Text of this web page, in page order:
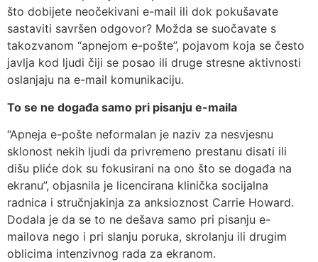
što dobijete neočekivani e-mail ili dok pokušavate
sastaviti savršen odgovor? Možda se suočavate s
takozvanom “apnejom e-pošte”, pojavom koja se često
javlja kod ljudi čiji se posao ili druge stresne aktivnosti
oslanjaju na e-mail komunikaciju.
To se ne događa samo pri pisanju e-maila
“Apneja e-pošte neformalan je naziv za nesvjesnu
sklonost nekih ljudi da privremeno prestanu disati ili
dišu pliće dok su fokusirani na ono što se događa na
ekranu”, objasnila je licencirana klinička socijalna
radnica i stručnjakinja za anksioznost Carrie Howard.
Dodala je da se to ne dešava samo pri pisanju e-
mailova nego i pri slanju poruka, skrolanju ili drugim
oblicima intenzivnog rada za ekranom.